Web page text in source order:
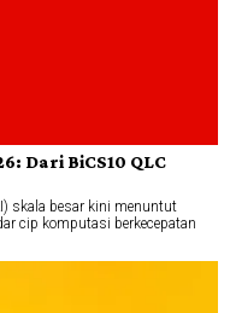
Dari BiCS10 QLC
skala besar kini menuntut
cip komputasi berkecepatan